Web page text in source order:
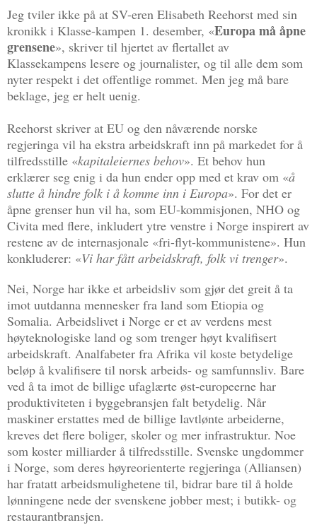
Jeg tviler ikke på at SV-eren Elisabeth Reehorst med sin
kronikk i Klasse-kampen 1. desember, «Europa må åpne
grensene», skriver til hjertet av flertallet av
Klassekampens lesere og journalister, og til alle dem som
nyter respekt i det offentlige rommet. Men jeg må bare
beklage, jeg er helt uenig.
Reehorst skriver at EU og den nåværende norske
regjeringa vil ha ekstra arbeidskraft inn på markedet for å
tilfredsstille «kapitaleiernes behov». Et behov hun
erklærer seg enig i da hun ender opp med et krav om «å
slutte å hindre folk i å komme inn i Europa». For det er
åpne grenser hun vil ha, som EU-kommisjonen, NHO og
Civita med flere, inkludert ytre venstre i Norge inspirert av
restene av de internasjonale «fri-flyt-kommunistene». Hun
konkluderer: «Vi har fått arbeidskraft, folk vi trenger».
Nei, Norge har ikke et arbeidsliv som gjør det greit å ta
imot uutdanna mennesker fra land som Etiopia og
Somalia. Arbeidslivet i Norge er et av verdens mest
høyteknologiske land og som trenger høyt kvalifisert
arbeidskraft. Analfabeter fra Afrika vil koste betydelige
beløp å kvalifisere til norsk arbeids- og samfunnsliv. Bare
ved å ta imot de billige ufaglærte øst-europeerne har
produktiviteten i byggebransjen falt betydelig. Når
maskiner erstattes med de billige lavtlønte arbeiderne,
kreves det flere boliger, skoler og mer infrastruktur. Noe
som koster milliarder å tilfredsstille. Svenske ungdommer
i Norge, som deres høyreorienterte regjeringa (Alliansen)
har fratatt arbeidsmulighetene til, bidrar bare til å holde
lønningene nede der svenskene jobber mest; i butikk- og
restaurantbransjen.